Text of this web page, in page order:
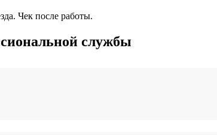
Чек после работы.
службы